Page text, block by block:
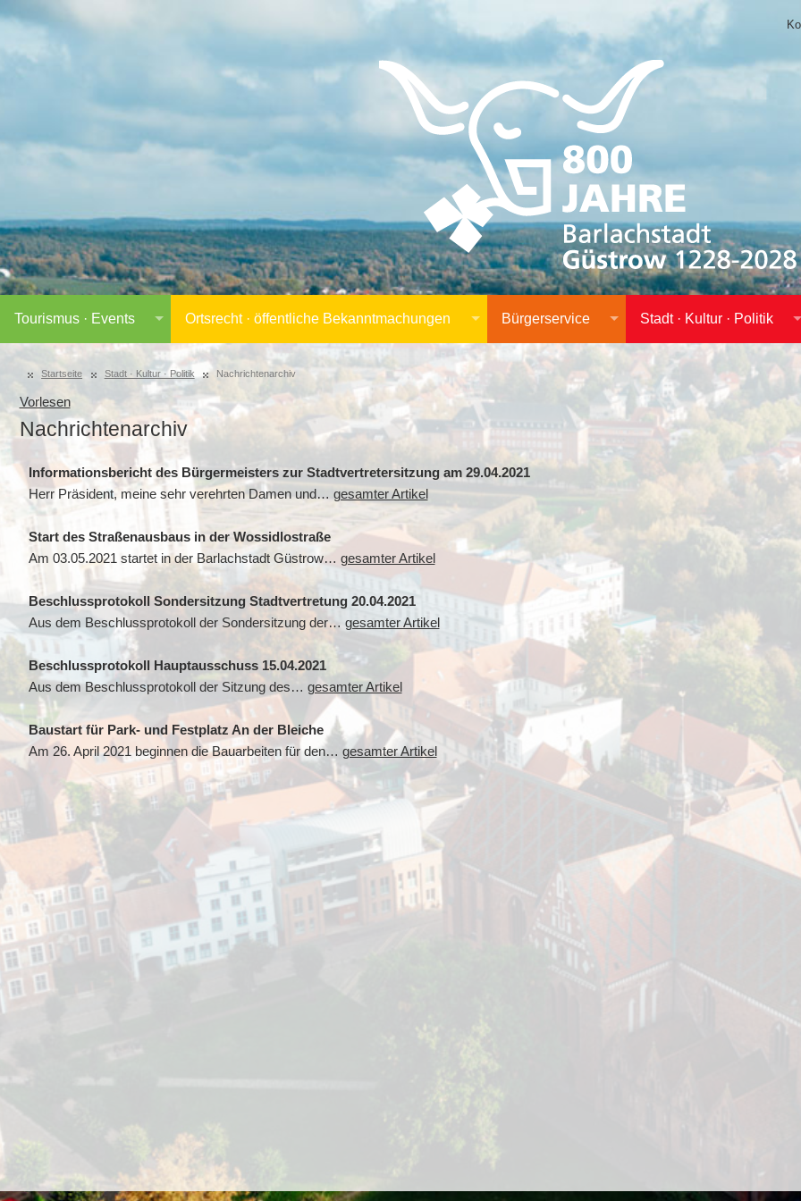
Tourismus · Events Ortsrecht · öffentliche Bekanntmachungen Bürgerservice Stadt · Kultur · Politik
Startseite Stadt · Kultur · Politik Nachrichtenarchiv
Vorlesen
Nachrichtenarchiv
Informationsbericht des Bürgermeisters zur Stadtvertretersitzung am 29.04.2021
Herr Präsident, meine sehr verehrten Damen und… gesamter Artikel
Start des Straßenausbaus in der Wossidlostraße
Am 03.05.2021 startet in der Barlachstadt Güstrow… gesamter Artikel
Beschlussprotokoll Sondersitzung Stadtvertretung 20.04.2021
Aus dem Beschlussprotokoll der Sondersitzung der… gesamter Artikel
Beschlussprotokoll Hauptausschuss 15.04.2021
Aus dem Beschlussprotokoll der Sitzung des… gesamter Artikel
Baustart für Park- und Festplatz An der Bleiche
Am 26. April 2021 beginnen die Bauarbeiten für den… gesamter Artikel